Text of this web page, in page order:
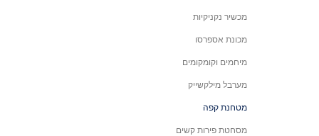
מכשיר נקניקיות
מכונת אספרסו
מיחמים וקומקומים
מערבל מילקשייק
מטחנת קפה
מסחטת פירות קשים